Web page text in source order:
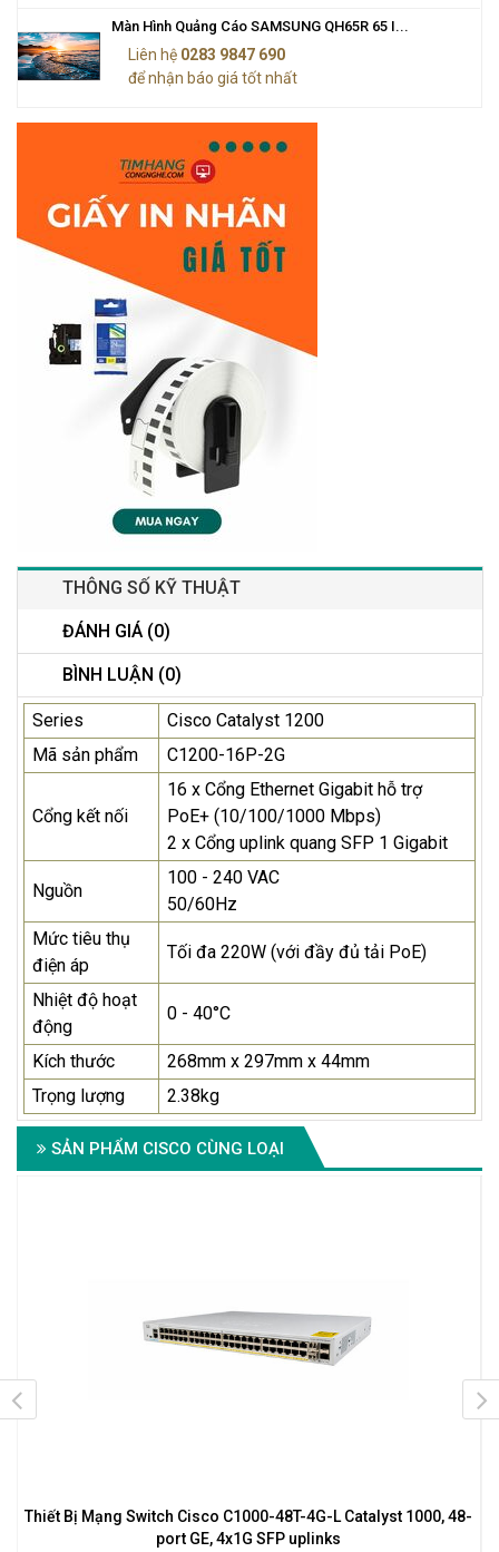
Màn Hình Quảng Cáo SAMSUNG QH65R 65 I...
Liên hệ 0283 9847 690
để nhận báo giá tốt nhất
THÔNG SỐ KỸ THUẬT
ĐÁNH GIÁ (0)
BÌNH LUẬN (0)
Series
Cisco Catalyst 1200
Mã sản phẩm
C1200-16P-2G
Cổng kết nối
16 x Cổng Ethernet Gigabit hỗ trợ
PoE+ (10/100/1000 Mbps)
2 x Cổng uplink quang SFP 1 Gigabit
Nguồn
100 - 240 VAC
50/60Hz
Mức tiêu thụ
điện áp
Tối đa 220W (với đầy đủ tải PoE)
Nhiệt độ hoạt
động
0 - 40°C
Kích thước
268mm x 297mm x 44mm
Trọng lượng
2.38kg
SẢN PHẨM CISCO CÙNG LOẠI
Thiết Bị Mạng Switch Cisco C1000-48T-4G-L Catalyst 1000, 48-
port GE, 4x1G SFP uplinks